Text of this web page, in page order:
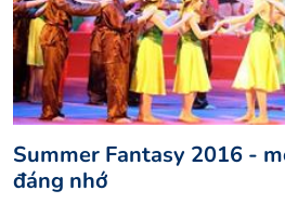
Summer Fantasy 2016 -
đáng nhớ